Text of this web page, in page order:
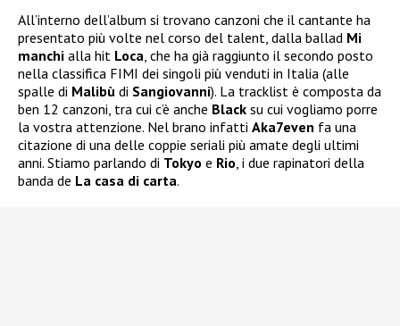
All’interno dell’album si trovano canzoni che il cantante ha
presentato più volte nel corso del talent, dalla ballad Mi
manchi alla hit Loca, che ha già raggiunto il secondo posto
nella classifica FIMI dei singoli più venduti in Italia (alle
spalle di Malibù di Sangiovanni). La tracklist è composta da
ben 12 canzoni, tra cui c’è anche Black su cui vogliamo porre
la vostra attenzione. Nel brano infatti Aka7even fa una
citazione di una delle coppie seriali più amate degli ultimi
anni. Stiamo parlando di Tokyo e Rio, i due rapinatori della
banda de La casa di carta.